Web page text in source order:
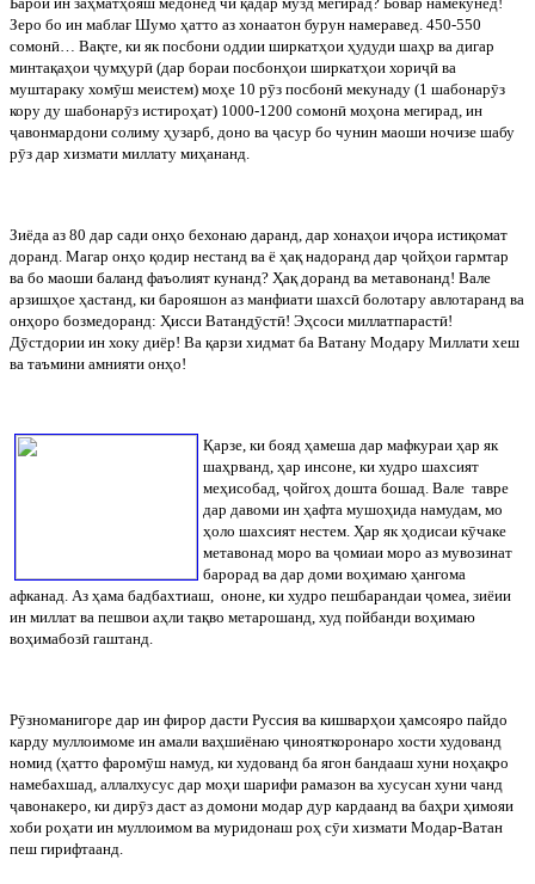
Зеро бо ин маблағ Шумо ҳатто аз хонаатон бурун намеравед. 450-550
сомонӣ … Вақте, ки як посбони оддии ширкатҳои ҳудуди шаҳр ва дигар
минтақаҳои ҷумҳурӣ (дар бораи посбонҳои ширкатҳои хориҷӣ ва
муштараку хомӯш меистем) моҳе 10 рӯз посбонӣ мекунаду (1 шабонарӯз
кору ду шабонарӯз истироҳат) 1000-1200 сомонӣ моҳона мегирад, ин
ҷавонмардони солиму ҳузарб, доно ва ҷасур бо чунин маоши ночизе шабу
рӯз дар хизмати миллату миҳананд.
Зиёда аз 80 дар сади онҳо бехонаю даранд дар хонаҳои иҷора истиқомат
доранд Магар онҳо қодир нестанд ва ё ҳақ надоранд дар ҷойҳои гармтар
ва бо маоши баланд фаъолият кунанд? Ҳақ доранд ва метавонанд! Вале
арзишҳое ҳастанд, ки барояшон аз манфиати шахсӣ болотару авлотаранд ва
онҳоро бозмедоранд: Ҳисси Ватандӯстӣ! Эҳсоси миллатпарастӣ!
Дӯстдории ин хоку диёр! Ва қарзи хидмат ба Ватану Модару Миллати хеш
ва таъмини амнияти онҳо!
Қарзе ки бояд ҳамеша дар мафкураи ҳар як
шаҳрванд ҳар инсоне ки худро шахсият
меҳисобад ҷойгоҳ дошта бошад Вале тавре
дар давоми ин ҳафта мушоҳида намудам, мо
ҳоло шахсият нестем. Ҳар як ҳодисаи кӯчаке
метавонад моро ва ҷомиаи моро аз мувозинат
барорад ва дар доми воҳимаю ҳангома
афканад. Аз ҳама бадбахтиаш, ононе, ки худро пешбарандаи ҷомеа, зиёии
ин миллат ва пешвои аҳли тақво метарошанд, худ пойбанди воҳимаю
воҳимабозӣ гаштанд.
Рӯзноманигоре дар ин фирор дасти Руссия ва кишварҳои ҳамсояро пайдо
карду муллоимоме ин амали ваҳшиёнаю ҷинояткоронаро хости худованд
номид (ҳатто фаромӯш намуд ки худованд ба ягон бандааш хуни ноҳақро
намебахшад аллалхусус дар моҳи шарифи рамазон ва хусусан хуни чанд
ҷавонакеро ки дирӯз даст аз домони модар дур кардаанд ва баҳри ҳимояи
хоби роҳати ин муллоимом ва муридонаш роҳ сӯи хизмати Модар-Ватан
пеш гирифтаанд